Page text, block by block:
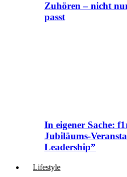
Zuhören – nicht
passt
In eigener Sache:
Jubiläums-
Leadership”
Lifestyle